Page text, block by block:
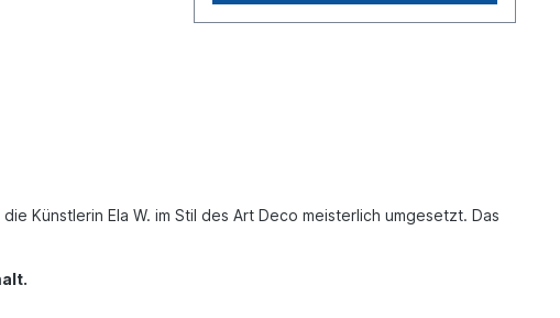
Künstlerin Ela W. im Stil des Art Deco meisterlich umgesetzt. Das